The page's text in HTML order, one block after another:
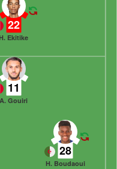
22
Ekitike
28
H. Boudaoui
11
A. Gouiri